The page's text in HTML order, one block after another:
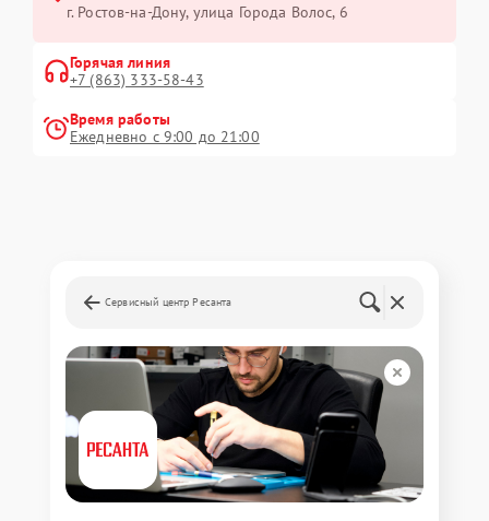
г. Ростов-на-Дону, улица Города Волос, 6
Горячая линия
+7 (863) 333-58-43
Время работы
Ежедневно с 9:00 до 21:00
Сервисный центр Ресанта